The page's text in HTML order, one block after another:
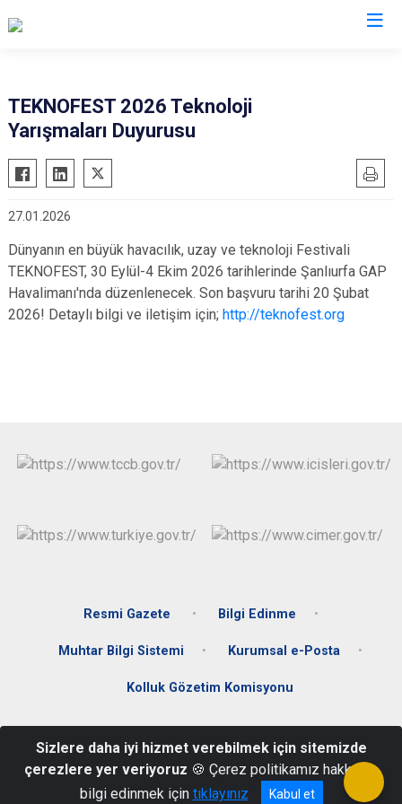
Akkuş
Aybastı
Çatalpınar
Çaybaşı
Fatsa
Gölköy
Mesudiye
Perşembe
Ulubey
TEKNOFEST 2026 Teknoloji
Yarışmaları Duyurusu
27.01.2026
Dünyanın en büyük havacılık, uzay ve teknoloji Festivali
TEKNOFEST, 30 Eylül-4 Ekim 2026 tarihlerinde Şanlıurfa GAP
Havalimanı'nda düzenlenecek. Son başvuru tarihi 20 Şubat
2026! Detaylı bilgi ve iletişim için; http://teknofest.org
Resmi Gazete Bilgi Edinme
Muhtar Bilgi Sistemi Kurumsal e-Posta
Kolluk Gözetim Komisyonu
Blok Kat:3 Fatsa/ORDU
Telefon: +90+452 424 33 00 Belgegeçer: +90 452 423 59 37
Sizlere daha iyi hizmet verebilmek için sitemizde
çerezlere yer veriyoruz 🍪 Çerez politikamız hakkında
bilgi edinmek için tıklayınız Kabul et